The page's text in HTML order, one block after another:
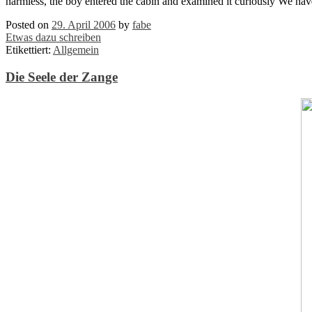
Posted on 29. April 2006 by fabe
Etwas dazu schreiben
Etikettiert: Allgemein
Die Seele der Zange